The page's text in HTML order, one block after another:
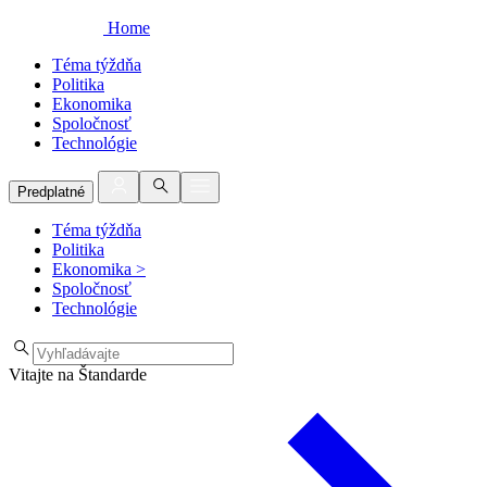
Home
Téma týždňa
Politika
Ekonomika
Spoločnosť
Technológie
Predplatné
Téma týždňa
Politika
Ekonomika >
Spoločnosť
Technológie
Vitajte na Štandarde